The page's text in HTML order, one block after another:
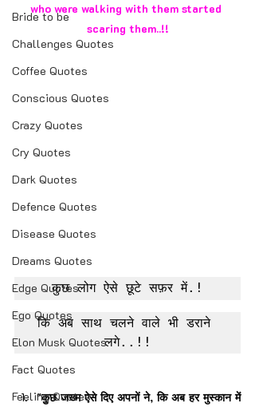
Bride to be
Challenges Quotes
Coffee Quotes
Conscious Quotes
Crazy Quotes
Cry Quotes
Dark Quotes
Defence Quotes
Disease Quotes
Dreams Quotes
Edge Quotes
Ego Quotes
Elon Musk Quotes
Fact Quotes
Feeling Quotes
who were walking with them started
scaring them..!!
कुछ लोग ऐसे छूटे सफ़र में.!
कि अब साथ चलने वाले भी डराने
लगे..!!
"कुछ जख्म ऐसे दिए अपनों ने, कि अब हर मुस्कान में